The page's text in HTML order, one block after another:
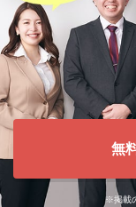
無
※掲載